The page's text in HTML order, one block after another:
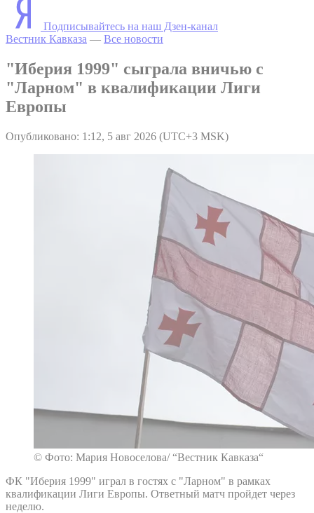
Подписывайтесь на наш Дзен-канал
Вестник Кавказа — Все новости
"Иберия 1999" сыграла вничью с
"Ларном" в квалификации Лиги
Европы
Опубликовано: 1:12, 5 авг 2026 (UTC+3 MSK)
© Фото: Мария Новоселова/ “Вестник Кавказа“
ФК "Иберия 1999" играл в гостях с "Ларном" в рамках
квалификации Лиги Европы. Ответный матч пройдет через
неделю.